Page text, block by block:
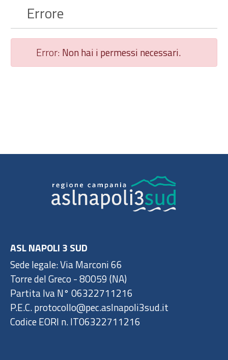
Errore
Error: Non hai i permessi necessari.
ASL NAPOLI 3 SUD
Sede legale: Via Marconi 66
Torre del Greco - 80059 (NA)
Partita Iva N° 06322711216
P.E.C. protocollo@pec.aslnapoli3sud.it
Codice EORI n. IT06322711216